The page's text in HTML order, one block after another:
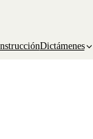
Dictámenes